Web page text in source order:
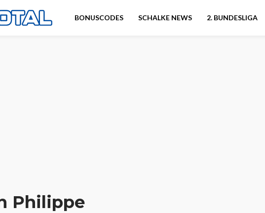
BONUSCODES SCHALKE NEWS 2. BUNDESLIGA
Philippe